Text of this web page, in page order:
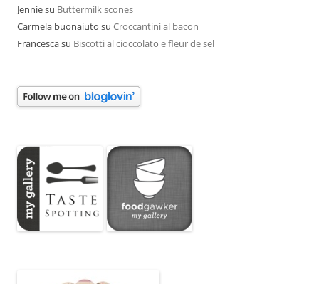
Jenniesu Buttermilk scones
Carmela buonaiuto su Croccantini al bacon
Francescasu Biscotti al cioccolato e fleur de sel